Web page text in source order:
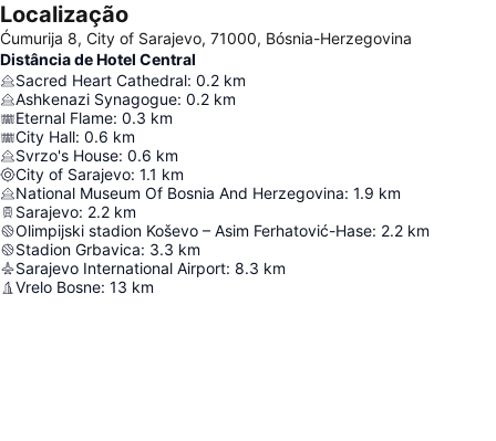
Localização
Ćumurija 8, City of Sarajevo, 71000, Bósnia-Herzegovina
Distância de Hotel Central
Sacred Heart Cathedral: 0.2 km
Ashkenazi Synagogue: 0.2 km
Eternal Flame: 0.3 km
City Hall: 0.6 km
Svrzo's House: 0.6 km
City of Sarajevo: 1.1 km
National Museum Of Bosnia And Herzegovina: 1.9 km
Sarajevo: 2.2 km
Olimpijski stadion Koševo – Asim Ferhatović-Hase: 2.2 km
Stadion Grbavica: 3.3 km
Sarajevo International Airport: 8.3 km
Vrelo Bosne: 13 km